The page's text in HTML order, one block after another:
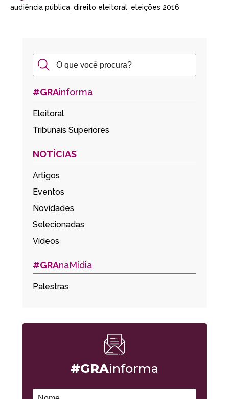
audiência pública direito eleitoral eleições 2016
#GRAinforma
Eleitoral
Tribunais Superiores
NOTÍCIAS
Artigos
Eventos
Novidades
Selecionadas
Vídeos
#GRAnaMídia
Palestras
#GRAinforma